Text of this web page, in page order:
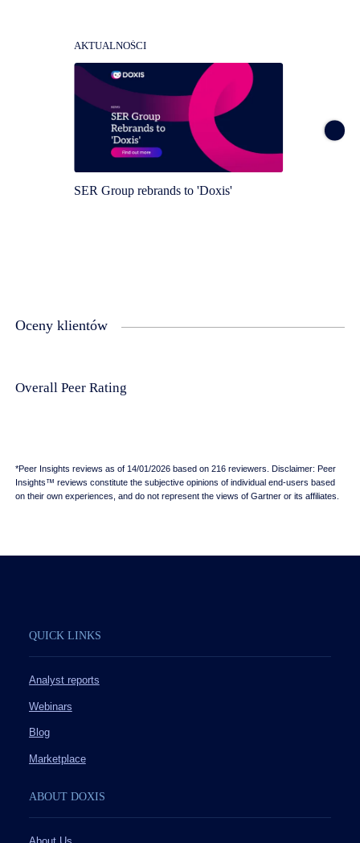
AKTUALNOŚCI
SER Group rebrands to 'Doxis'
Oceny klientów
Overall Peer Rating
*Peer Insights reviews as of 14/01/2026 based on 216 reviewers. Disclaimer: Peer
Insights™ reviews constitute the subjective opinions of individual end-users based
on their own experiences, and do not represent the views of Gartner or its affiliates.
QUICK LINKS
Analyst reports
Webinars
Blog
Marketplace
ABOUT DOXIS